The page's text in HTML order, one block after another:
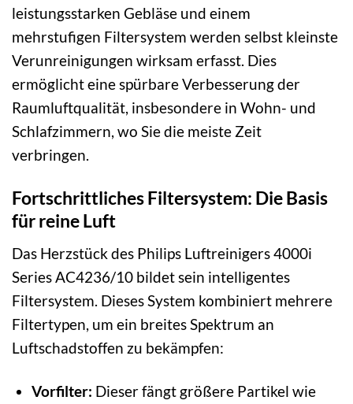
leistungsstarken Gebläse und einem
mehrstufigen Filtersystem werden selbst kleinste
Verunreinigungen wirksam erfasst. Dies
ermöglicht eine spürbare Verbesserung der
Raumluftqualität, insbesondere in Wohn- und
Schlafzimmern, wo Sie die meiste Zeit
verbringen.
Fortschrittliches Filtersystem: Die Basis
für reine Luft
Das Herzstück des Philips Luftreinigers 4000i
Series AC4236/10 bildet sein intelligentes
Filtersystem. Dieses System kombiniert mehrere
Filtertypen, um ein breites Spektrum an
Luftschadstoffen zu bekämpfen:
Vorfilter: Dieser fängt größere Partikel wie